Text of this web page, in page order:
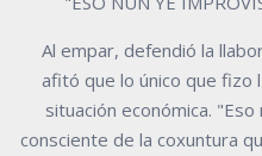
Al empar, defendió la
afitó que lo único que fizo
situación económica.
consciente de la coxuntura